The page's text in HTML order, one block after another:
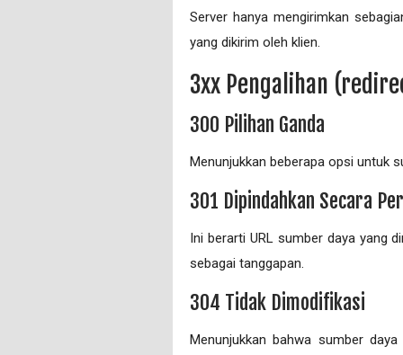
Server hanya mengirimkan
yang dikirim oleh klien.
3xx Pengalihan
300 Pilihan Ganda
Menunjukkan beberapa opsi untuk
301 Dipindahkan Secara
Ini berarti URL sumber daya yang
sebagai tanggapan.
304 Tidak Dimodifikasi
Menunjukkan bahwa sumber